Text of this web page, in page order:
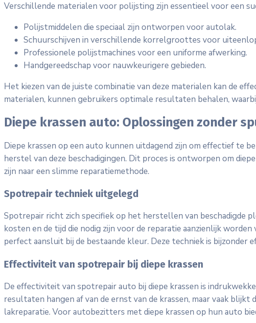
Verschillende materialen voor polijsting zijn essentieel voor een
Polijstmiddelen die speciaal zijn ontworpen voor autolak.
Schuurschijven in verschillende korrelgroottes voor
Professionele polijstmachines voor een uniforme afwerking.
Handgereedschap voor nauwkeurigere gebieden.
Het kiezen van de juiste combinatie van deze materialen kan de
materialen, kunnen gebruikers optimale resultaten behalen,
Diepe krassen auto: Oplossingen zonder
Diepe krassen op een auto kunnen uitdagend zijn om effectief te
herstel van deze beschadigingen. Dit proces is ontworpen om
zijn naar een slimme reparatiemethode.
Spotrepair techniek uitgelegd
Spotrepair richt zich specifiek op het herstellen van beschadigde
kosten en de tijd die nodig zijn voor de reparatie aanzienlijk
perfect aansluit bij de bestaande kleur. Deze techniek is
Effectiviteit van spotrepair bij diepe krassen
De effectiviteit van spotrepair auto bij diepe krassen is
resultaten hangen af van de ernst van de krassen, maar vaak
lakreparatie. Voor autobezitters met diepe krassen op hun auto